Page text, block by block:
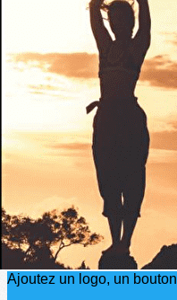
Exporter les lignes
Exporter toutes les
Exporter uniquement
Menu
Images de la page
Cliquez pour éditer
Ajoutez un logo, un